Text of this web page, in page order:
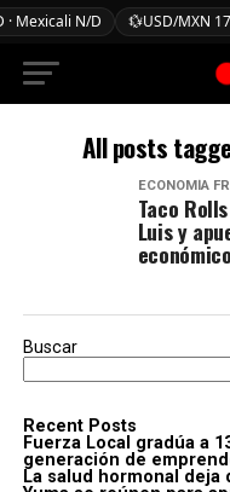
· Mexicali N/D 💱USD/MXN
All posts
ECONOMÍA
Taco
Luis y
Buscar
Recent Posts
Fuerza Local gradúa a
generación de
La salud hormonal